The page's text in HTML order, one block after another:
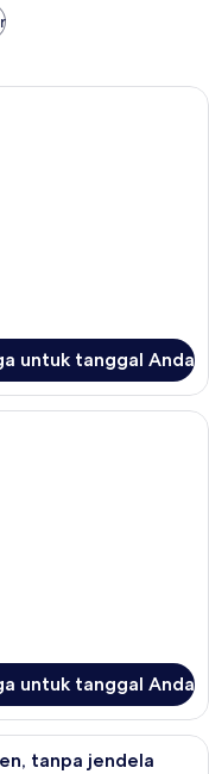
untuk tanggal Anda
untuk tanggal Anda
2 Tempat Tidur
tanpa jendela